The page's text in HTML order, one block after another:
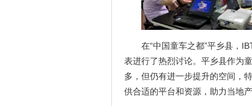
在“中国童车之都”平乡县，
表进行了热烈讨论。平乡县作为
多，但仍有进一步提升的空间，
供合适的平台和资源，助力当地产